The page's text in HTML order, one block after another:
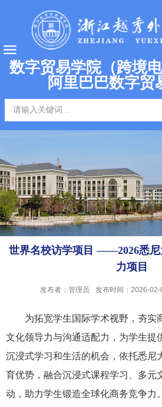
数字贸易学院（跨境
阿里巴巴数字贸
世界名校访学项目 ——2026悉尼
力项目
发布者：管理员 发布时间：2026-02-
为拓宽学生国际学术视野，夯实
文化领导力与沟通适配力，为学生提
沉浸式学习和生活的机会，依托悉尼
育优势，融合沉浸式课程学习、多元
动，助力学生锻造全球化商务竞争力